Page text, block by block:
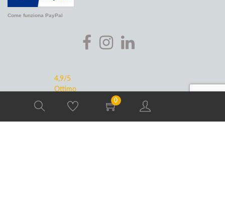
0
Come funziona PayPal
4,9/5
Ottimo